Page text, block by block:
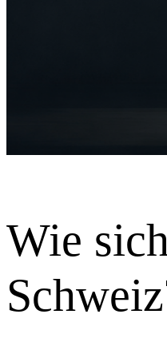
Wie